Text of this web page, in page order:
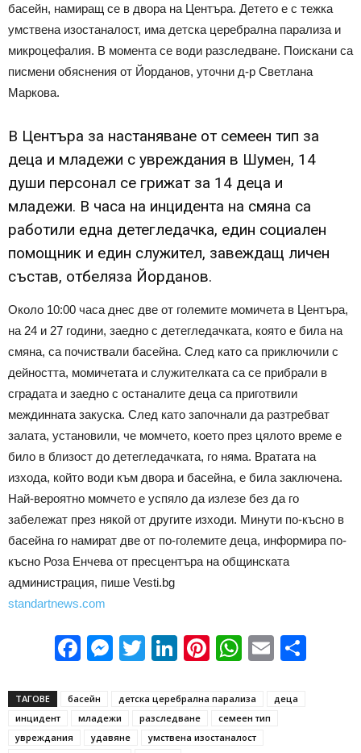
басейн, намиращ се в двора на Центъра. Детето е с тежка
умствена изостаналост, има детска церебрална парализа и
микроцефалия. В момента се води разследване. Поискани са
писмени обяснения от Йорданов, уточни д-р Светлана
Маркова.
В Центъра за настаняване от семеен тип за
деца и младежи с увреждания в Шумен, 14
души персонал се грижат за 14 деца и
младежи. В часа на инцидента на смяна са
работили една детегледачка, един социален
помощник и един служител, завеждащ личен
състав, отбеляза Йорданов.
Около 10:00 часа днес две от големите момичета в Центъра,
на 24 и 27 години, заедно с детегледачката, която е била на
смяна, са почиствали басейна. След като са приключили с
дейността, момичетата и служителката са се прибрали в
сградата и заедно с останалите деца са приготвили
междинната закуска. След като започнали да разтребват
залата, установили, че момчето, което през цялото време е
било в близост до детегледачката, го няма. Вратата на
изхода, който води към двора и басейна, е била заключена.
Най-вероятно момчето е успяло да излезе без да го
забележат през някой от другите изходи. Минути по-късно в
басейна го намират две от по-големите деца, информира по-
късно Роза Енчева от пресцентъра на общинската
администрация, пише Vesti.bg
standartnews.com
Facebook
Messenger
Twitter
LinkedIn
Pinterest
WhatsApp
Email
ТАГОВЕ басейн детска церебрална парализа
деца
инцидент
младежи разследване
семеен тип
увреждания
удавяне
умствена изостаналост